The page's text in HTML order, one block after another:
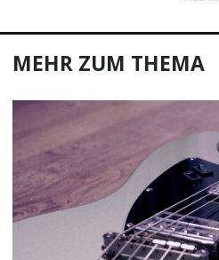
MEHR ZUM THEMA